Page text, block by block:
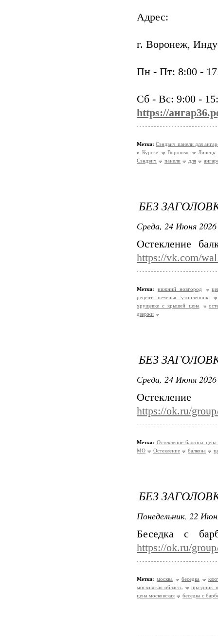
Адрес:
г. Воронеж,
Пн - Пт: 8:00 -
Сб - Вс: 9:00 -
https://
Метки: Сэндвич панели для
в Курске
Воронеж
Липецк
Сэндвич
панели для
БЕЗ
Среда, 24 Июня
Остекление
https://vk.com/
Метки: нижний новгород
рецепт печенья утопленник
хрущевке с крышей цена
дзержи
БЕЗ
Среда, 24 Июня
https://ok.ru/
Метки: Остекление балкона
МО
Остекление балкона
БЕЗ
Понедельник, 22
Беседка с
https://ok.ru/
Метки: москва беседка
московская область
цена московская
беседка с